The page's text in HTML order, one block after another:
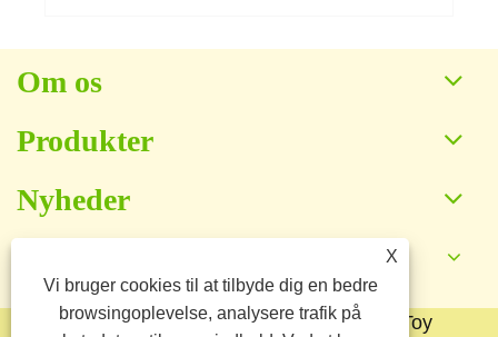
Om os
Produkter
Nyheder
Copyright © 2025 Baoding Yuankang Toy
X
Vi bruger cookies til at tilbyde dig en bedre
browsingoplevelse, analysere trafik på